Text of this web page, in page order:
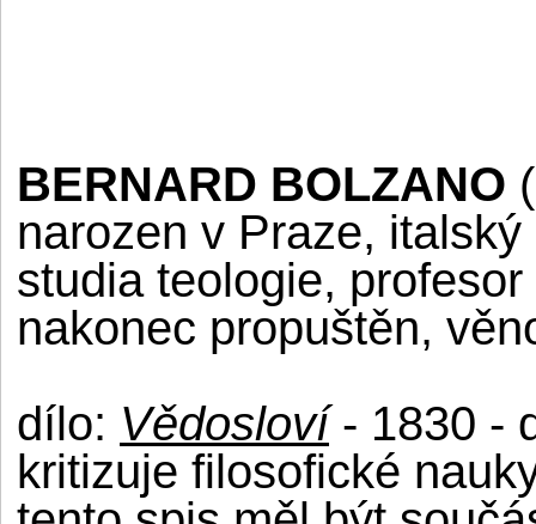
BERNARD BOLZANO
narozen v Praze, italský
studia teologie,
nakonec propuštěn,
dílo: Vědosloví- 1830 -
kritizuje filosofické